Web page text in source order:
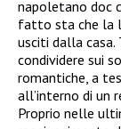
napoletano doc
fatto sta che la
usciti dalla
condividere sui
romantiche, a
all’interno di un
Proprio nelle